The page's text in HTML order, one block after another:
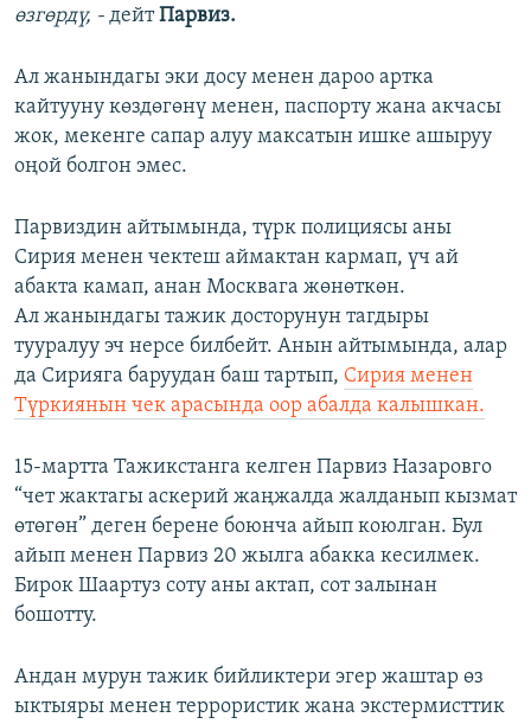
өзгөрдү, - дейтПарвиз.
Ал жанындагы эки досу менен дароо артка
кайтууну көздөгөнү менен, паспорту жана акчасы
жок, мекенге сапар алуу максатын ишке ашыруу
оңой болгон эмес.
Парвиздин айтымында, түрк полициясы аны
Сирия менен чектеш аймактан кармап, үч ай
абакта камап, анан Москвага жөнөткөн.
Ал жанындагы тажик досторунун тагдыры
тууралуу эч нерсе билбейт. Анын айтымында, алар
да Сирияга баруудан баш тартып, Сирия менен
Түркиянын чек арасында оор абалда калышкан.
15-мартта Тажикстанга келген Парвиз Назаровго
“чет жактагы аскерий жаңжалда жалданып кызмат
өтөгөн” деген берене боюнча айып коюлган. Бул
айып менен Парвиз 20 жылга абакка кесилмек.
Бирок Шаартуз соту аны актап, сот залынан
бошотту.
Андан мурун тажик бийликтери эгер жаштар өз
ыктыяры менен террористик жана экстермисттик